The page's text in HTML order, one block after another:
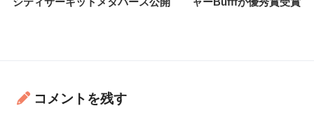
コメントを残す